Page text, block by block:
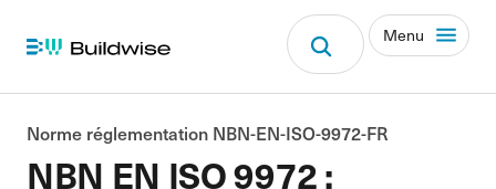
Menu
NBN EN ISO 9972 :
Norme réglementation NBN-EN-ISO-9972-FR